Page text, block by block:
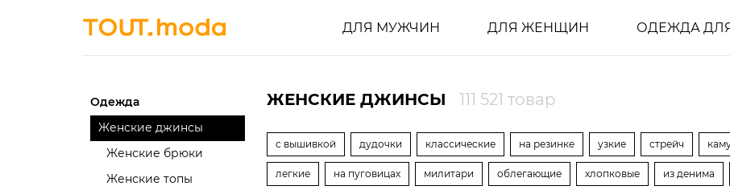
ДЛЯ МУЖЧИН ДЛЯ ЖЕНЩИН ОДЕЖДА
Одежда
Женские джинсы
Женские брюки
Женские топы
ЖЕНСКИЕ ДЖИНСЫ 111 521 товар
с вышивкой дудочки классические на резинке узкие стрейч
легкие на пуговицах милитари облегающие хлопковые из денима